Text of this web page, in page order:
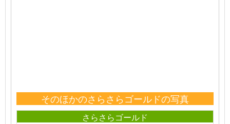
そのほかのさらさらゴールドの写真
さらさらゴールド